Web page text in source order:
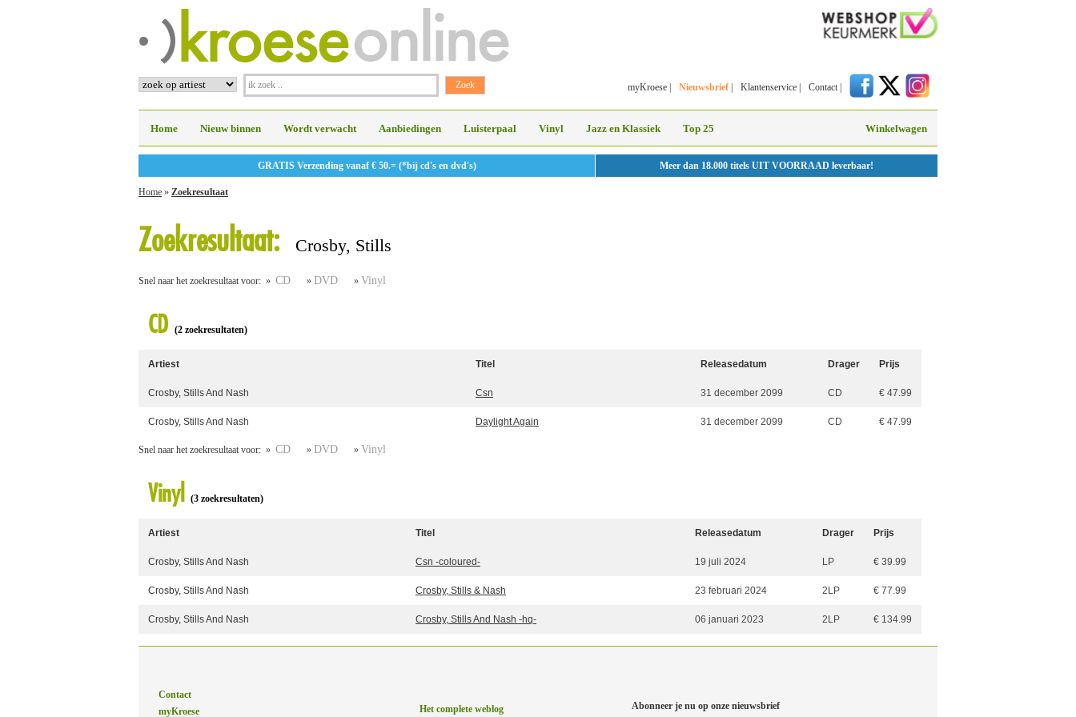
myKroese Nieuwsbrief Klantenservice Contact
Home Nieuw binnen Wordt verwacht Aanbiedingen Luisterpaal Vinyl Jazz en Klassiek Top 25 Winkelwagen
GRATIS Verzending vanaf € 50.= (*bij cd's en dvd's) Meer dan 18.000 titels UIT VOORRAAD leverbaar!
Home » Zoekresultaat
Zoekresultaat: Crosby, Stills
Snel naar het zoekresultaat voor: » CD » DVD » Vinyl
CD (2 zoekresultaten)
Artiest Titel Releasedatum Drager Prijs
Crosby, Stills And Nash Csn 31 december 2099 CD € 47.99
Crosby, Stills And Nash Daylight Again 31 december 2099 CD € 47.99
Snel naar het zoekresultaat voor: » CD » DVD » Vinyl
Vinyl (3 zoekresultaten)
Artiest Titel Releasedatum Drager Prijs
Crosby, Stills And Nash Csn -coloured- 19 juli 2024 LP € 39.99
Crosby, Stills And Nash Crosby, Stills & Nash 23 februari 2024 2LP € 77.99
Crosby, Stills And Nash Crosby, Stills And Nash -hq- 06 januari 2023 2LP € 134.99
Contact
myKroese
Het complete weblog Abonneer je nu op onze nieuwsbrief